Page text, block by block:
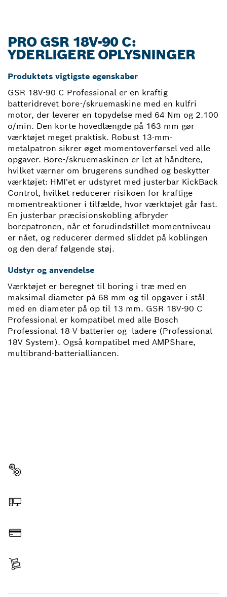
PRO GSR 18V-90 C:
YDERLIGERE OPLYSNINGER
Produktets vigtigste egenskaber
GSR 18V-90 C Professional er en kraftig
batteridrevet bore-/skruemaskine med en kulfri
motor, der leverer en topydelse med 64 Nm og 2.100
o/min. Den korte hovedlængde på 163 mm gør
værktøjet meget praktisk. Robust 13-mm-
metalpatron sikrer øget momentoverførsel ved alle
opgaver. Bore-/skruemaskinen er let at håndtere,
hvilket værner om brugerens sundhed og beskytter
værktøjet: HMI'et er udstyret med justerbar KickBack
Control, hvilket reducerer risikoen for kraftige
momentreaktioner i tilfælde, hvor værktøjet går fast.
En justerbar præcisionskobling afbryder
borepatronen, når et forudindstillet momentniveau
er nået, og reducerer dermed sliddet på koblingen
og den deraf følgende støj.
Udstyr og anvendelse
Værktøjet er beregnet til boring i træ med en
maksimal diameter på 68 mm og til opgaver i stål
med en diameter på op til 13 mm. GSR 18V-90 C
Professional er kompatibel med alle Bosch
Professional 18 V-batterier og -ladere (Professional
18V System). Også kompatibel med AMPShare,
multibrand-batterialliancen.